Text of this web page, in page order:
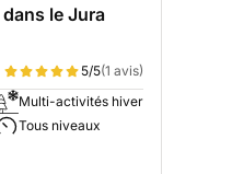
le Jura
5/5(1 avis)
Multi-activités hiver
Tous niveaux